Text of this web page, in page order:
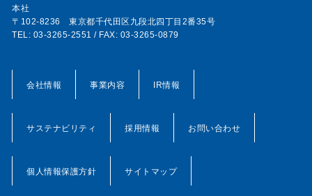
本社
〒102-8236 東京都千代田区九段北四丁目2番35号
TEL: 03-3265-2551 / FAX: 03-3265-0879
会社情報 事業内容 IR情報
サステナビリティ 採用情報 お問い合わせ
個人情報保護方針 サイトマップ